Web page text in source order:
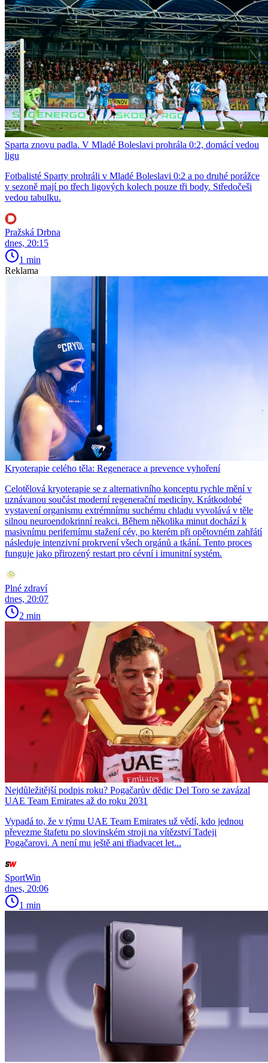
Sparta znovu padla. V Mladé Boleslavi prohrála 0:2, domácí vedou
ligu
Fotbalisté Sparty prohráli v Mladé Boleslavi 0:2 a po druhé porážce
v sezoně mají po třech ligových kolech pouze tři body. Středočeši
vedou tabulku.
Pražská Drbna
dnes, 20:15
1 min
Reklama
Kryoterapie celého těla: Regenerace a prevence vyhoření
Celotělová kryoterapie se z alternativního konceptu rychle mění v
uznávanou součást moderní regenerační medicíny. Krátkodobé
vystavení organismu extrémnímu suchému chladu vyvolává v těle
silnou neuroendokrinní reakci. Během několika minut dochází k
masivnímu perifernímu stažení cév, po kterém při opětovném zahřátí
následuje intenzivní prokrvení všech orgánů a tkání. Tento proces
funguje jako přirozený restart pro cévní i imunitní systém.
Plné zdraví
dnes, 20:07
2 min
Nejdůležitější podpis roku? Pogačarův dědic Del Toro se zavázal
UAE Team Emirates až do roku 2031
Vypadá to, že v týmu UAE Team Emirates už vědí, kdo jednou
převezme štafetu po slovinském stroji na vítězství Tadeji
Pogačarovi. A není mu ještě ani třiadvacet let...
SportWin
dnes, 20:06
1 min